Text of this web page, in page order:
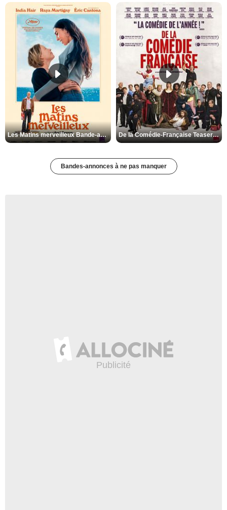
Les Matins merveilleux Bande-annonce VF De la Comédie-Française Teaser VF
Bandes-annonces à ne pas manquer